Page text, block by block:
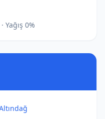
Yağış 0%